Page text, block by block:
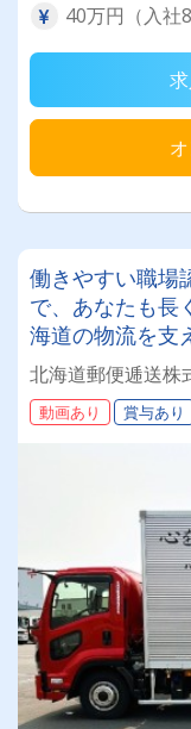
40万円（入社8
働きやすい職場
で、あなたも長
海道の物流を支
迎◎残業月平均
績：計4.05ヶ月
北海道郵便逓送株
動画あり 賞与あり